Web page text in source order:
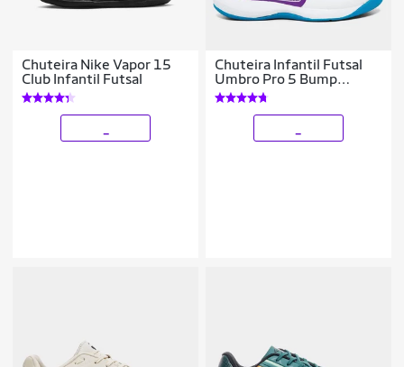
Chuteira Nike Vapor 15
Club Infantil Futsal
Chuteira Infantil Futsal
Umbro Pro 5 Bump
Unissex